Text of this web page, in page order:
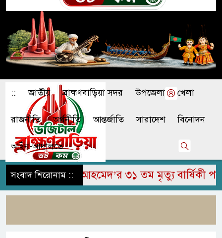
:: জাতীয় ব্রাহ্মণবাড়িয়া সদর উপজেলা খেলা
রাজনীতি অর্থনীতি আন্তর্জাতি সারাদেশ বিনোদন
আইন-আদালতে
সংবাদ শিরোনাম ::
জামির উদ্দিন আহমেদ’র ৩১ তম মৃত্যু বার্ষিকী পালিত